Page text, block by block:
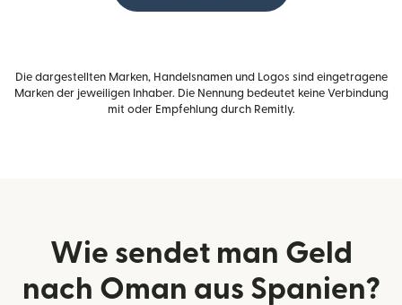
Die dargestellten Marken, Handelsnamen und Logos sind eingetragene
Marken der jeweiligen Inhaber. Die Nennung bedeutet keine Verbindung
mit oder Empfehlung durch Remitly.
Wie sendet man Geld
nach Oman aus Spanien?